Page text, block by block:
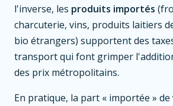
l'inverse, les produits importés
charcuterie, vins, produits laitiers
bio étrangers) supportent des
transport qui font grimper
des prix métropolitains.
En pratique, la part « importée »